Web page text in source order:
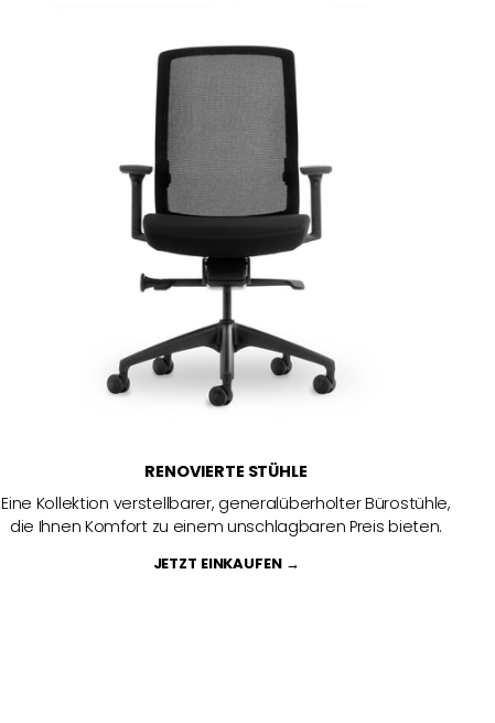
RENOVIERTE STÜHLE
Eine Kollektion verstellbarer, generalüberholter Bürostühle,
die Ihnen Komfort zu einem unschlagbaren Preis bieten.
JETZT EINKAUFEN →